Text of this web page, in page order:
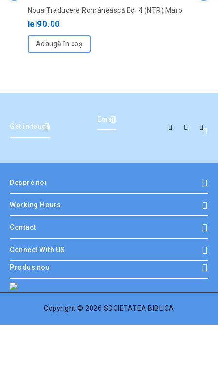
Noua Traducere Românească Ed. 4 (NTR) Maro
lei90.00
Adaugă în coș
Get in touch
Email
Despre noi
Working Hours
Contact
Connect With US
Produs nou
Copyright © 2026 SOCIETATEA BIBLICA